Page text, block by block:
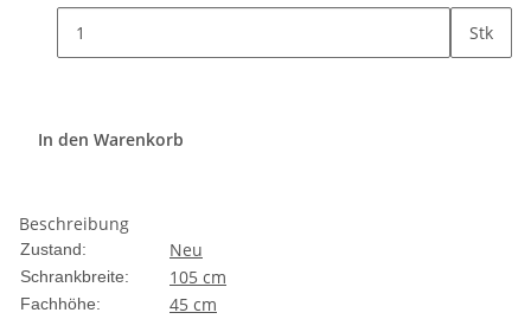
Stk
In den Warenkorb
Beschreibung
Zustand: Neu
Schrankbreite: 105 cm
Fachhöhe: 45 cm